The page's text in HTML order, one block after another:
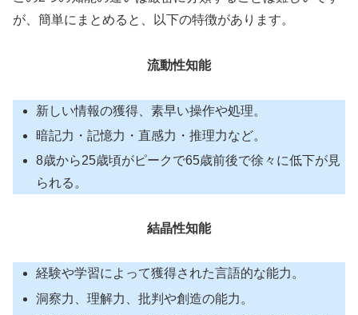
が、簡単にまとめると、以下の特徴があります。
流動性知能
新しい情報の獲得、素早い操作や処理。
暗記力・記憶力・直感力・推理力など。
8歳から25歳頃がピークで65歳前後で徐々に低下が見
られる。
結晶性知能
経験や学習によって獲得された言語的な能力。
洞察力、理解力、批判や創造の能力。